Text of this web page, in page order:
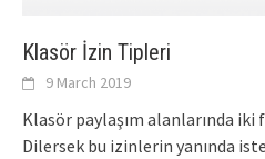
Klasör İzin Tipleri
9 March 2019
Klasör paylaşım alanlarında
Dilersek bu izinlerin yanında